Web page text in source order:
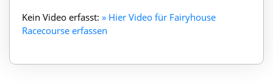
Kein Video erfasst: » Hier Video für Fairyhouse
Racecourse erfassen